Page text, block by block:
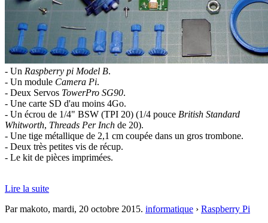
- Un Raspberry pi Model B.
- Un module Camera Pi.
- Deux Servos TowerPro SG90.
- Une carte SD d'au moins 4Go.
- Un écrou de 1/4" BSW (TPI 20) (1/4 pouce British Standard
Whitworth, Threads Per Inch de 20).
- Une tige métallique de 2,1 cm coupée dans un gros trombone.
- Deux très petites vis de récup.
- Le kit de pièces imprimées.
Lire la suite
Par makoto, mardi, 20 octobre 2015. informatique › Raspberry Pi